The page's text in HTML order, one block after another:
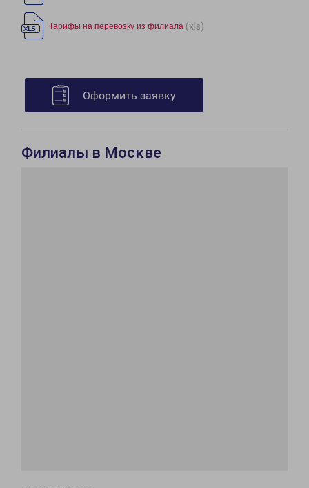
Тарифы на перевозку из филиала (xls)
Оформить заявку
Филиалы в Москве